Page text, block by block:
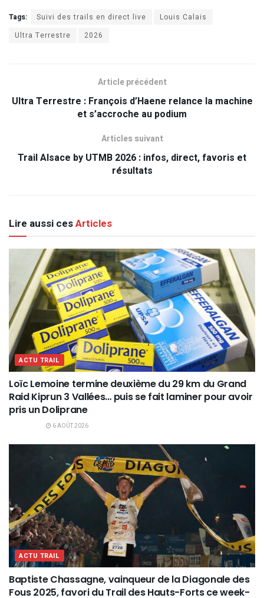
Tags: Suivi des trails en direct live
Louis Calais
Ultra Terrestre
2026
Article précédent
Ultra Terrestre : François d’Haene relance la machine
et s’accroche au podium
Articles suivant
Trail Alsace by UTMB 2026 : infos, direct, favoris et
résultats
Lire aussi cesArticles
ACTU TRAIL
Loïc Lemoine termine deuxième du 29 km du Grand
Raid Kiprun 3 Vallées… puis se fait laminer pour avoir
pris un Doliprane
6 AOÛT 2026
ACTU TRAIL
Baptiste Chassagne, vainqueur de la Diagonale des
Fous 2025, favori du Trail des Hauts-Forts ce week-